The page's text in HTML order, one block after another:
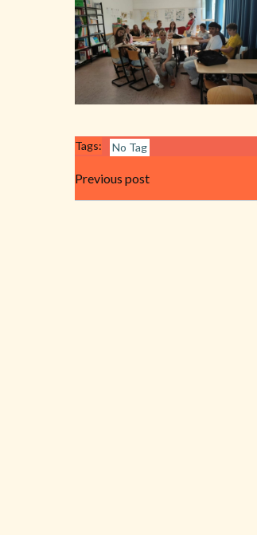
Tags: No Tag
Previous post